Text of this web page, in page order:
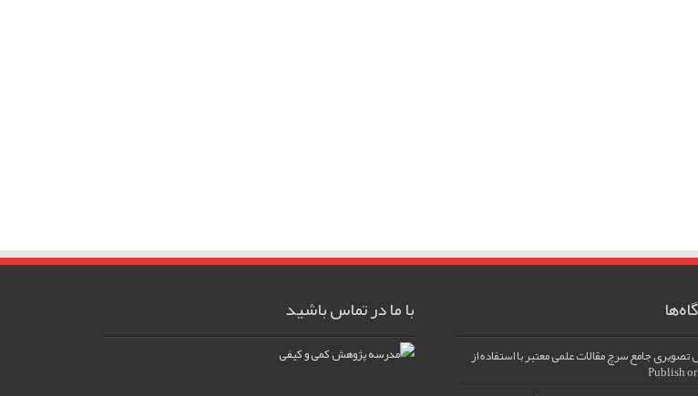
جامع سرچ مقالات علمی معتبر با استفاده از
با ما در تماس باشید